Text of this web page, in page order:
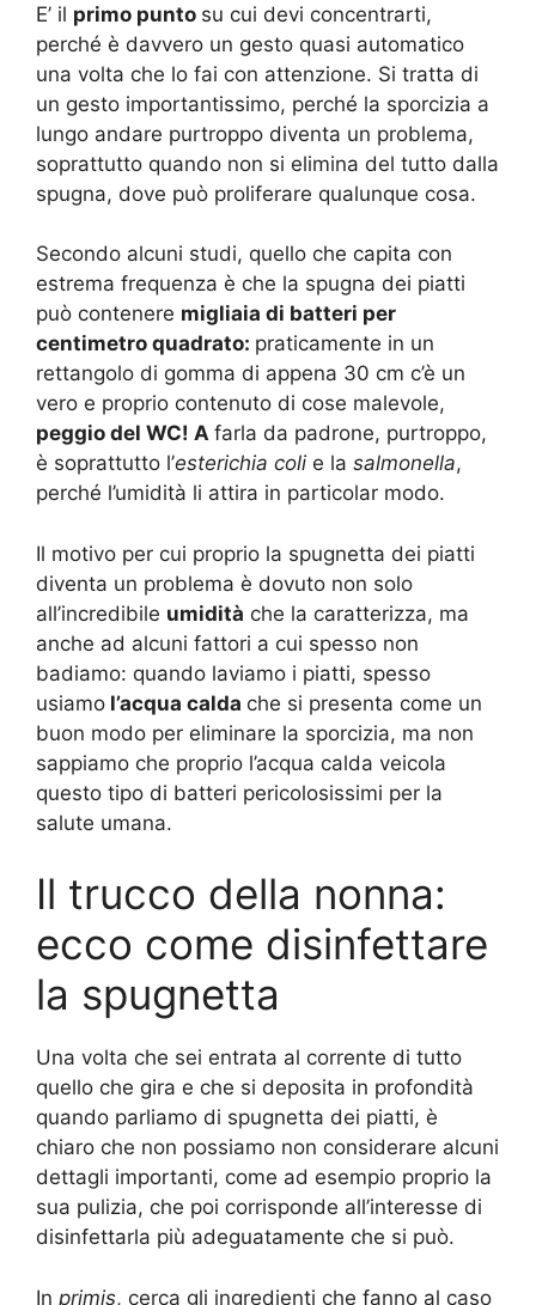
E’ il primo punto su cui devi concentrarti,
perché è davvero un gesto quasi automatico
una volta che lo fai con attenzione. Si tratta di
un gesto importantissimo, perché la sporcizia a
lungo andare purtroppo diventa un problema,
soprattutto quando non si elimina del tutto dalla
spugna, dove può proliferare qualunque cosa.
Secondo alcuni studi, quello che capita con
estrema frequenza è che la spugna dei piatti
può contenere migliaia di batteri per
centimetro quadrato: praticamente in un
rettangolo di gomma di appena 30 cm c’è un
vero e proprio contenuto di cose malevole,
peggio del WC! A farla da padrone, purtroppo,
è soprattutto l’esterichia coli e la salmonella,
perché l’umidità li attira in particolar modo.
Il motivo per cui proprio la spugnetta dei piatti
diventa un problema è dovuto non solo
all’incredibile umidità che la caratterizza, ma
anche ad alcuni fattori a cui spesso non
badiamo: quando laviamo i piatti, spesso
usiamo l’acqua calda che si presenta come un
buon modo per eliminare la sporcizia, ma non
sappiamo che proprio l’acqua calda veicola
questo tipo di batteri pericolosissimi per la
salute umana.
Il trucco della nonna:
ecco come disinfettare
la spugnetta
Una volta che sei entrata al corrente di tutto
quello che gira e che si deposita in profondità
quando parliamo di spugnetta dei piatti, è
chiaro che non possiamo non considerare alcuni
dettagli importanti, come ad esempio proprio la
sua pulizia, che poi corrisponde all’interesse di
disinfettarla più adeguatamente che si può.
In primis, cerca gli ingredienti che fanno al caso